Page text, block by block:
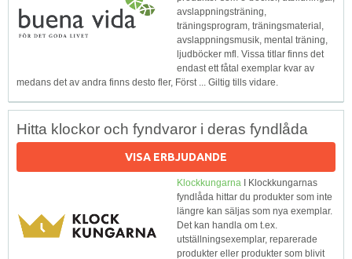
avslappningsträning,
träningsprogram, träningsmaterial,
avslappningsmusik, mental träning,
ljudböcker mfl. Vissa titlar finns det
endast ett fåtal exemplar kvar av
medans det av andra finns desto fler, Först ... Giltig tills vidare.
Hitta klockor och fyndvaror i deras fyndlåda
VISA ERBJUDANDE
Klockkungarna I Klockkungarnas
fyndlåda hittar du produkter som inte
längre kan säljas som nya exemplar.
Det kan handla om t.ex.
utställningsexemplar, reparerade
produkter eller produkter som blivit